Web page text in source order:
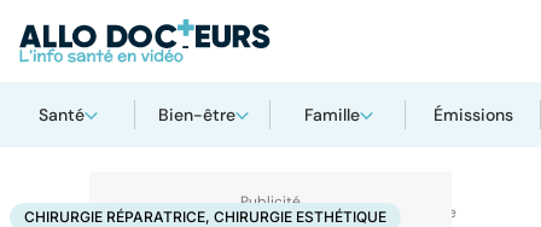
Santé Bien-être Famille Émissions
AccueilSantéMaladiesChirurgie réparatrice, chirurgie esthétique
CHIRURGIE RÉPARATRICE, CHIRURGIE ESTHÉTIQUE